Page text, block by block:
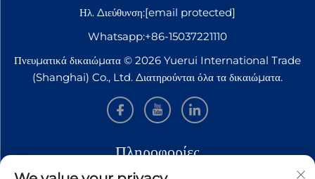
Ηλ. Διεύθυνση:[email protected]
Whatsapp:+86-15037221110
Πνευματικά δικαιώματα © 2026 Yuerui International Trade
(Shanghai) Co., Ltd. Διατηρούνται όλα τα δικαιώματα.
Πληροφορίες